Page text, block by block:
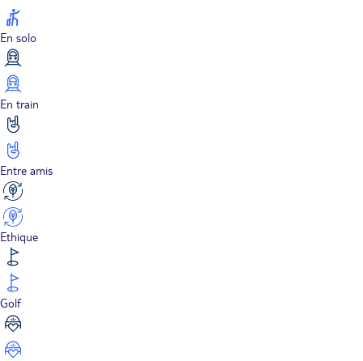
En solo
En train
Entre amis
Ethique
Golf